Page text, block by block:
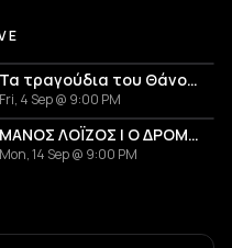
Τα τραγούδια του Θάνου Μικρούτσικου: Πάντα γελαστοί και γελασμένοι
Fri, 4 Sep @ 9:00 PM
ΜΑΝΟΣ ΛΟΪΖΟΣ | Ο ΔΡΟΜΟΣ ΕΧΕΙ ΤΗ ΔΙΚΗ ΤΟΥ ΙΣΤΟΡΙΑ
Mon, 14 Sep @ 9:00 PM